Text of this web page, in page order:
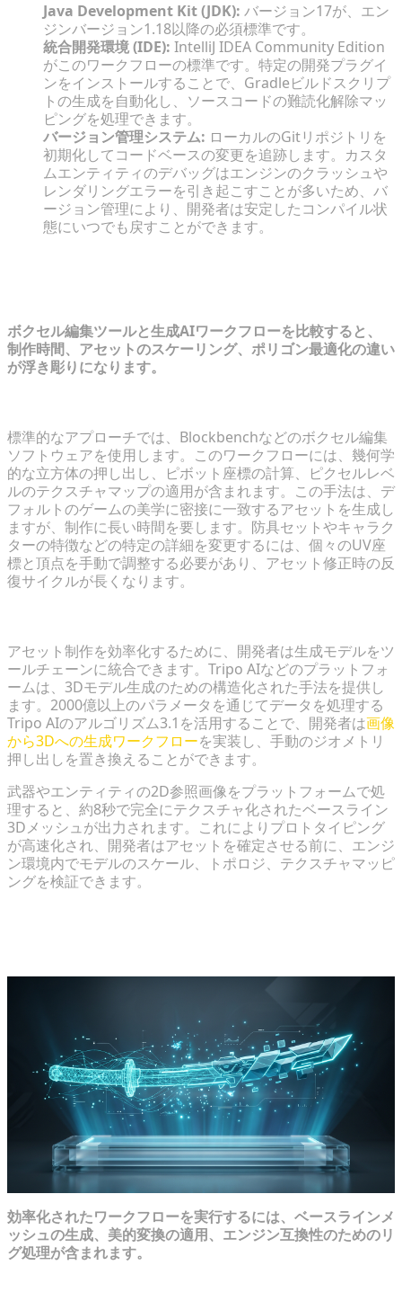
Java Development Kit (JDK): バージョン17が、エン
ジンバージョン1.18以降の必須標準です。
統合開発環境 (IDE): IntelliJ IDEA Community Edition
がこのワークフローの標準です。特定の開発プラグイ
ンをインストールすることで、Gradleビルドスクリプ
トの生成を自動化し、ソースコードの難読化解除マッ
ピングを処理できます。
バージョン管理システム: ローカルのGitリポジトリを
初期化してコードベースの変更を追跡します。カスタ
ムエンティティのデバッグはエンジンのクラッシュや
レンダリングエラーを引き起こすことが多いため、バ
ージョン管理により、開発者は安定したコンパイル状
態にいつでも戻すことができます。
ボクセル編集ツールと生成AIワークフローを比較すると、
制作時間、アセットのスケーリング、ポリゴン最適化の違い
が浮き彫りになります。
標準的なアプローチでは、Blockbenchなどのボクセル編集
ソフトウェアを使用します。このワークフローには、幾何学
的な立方体の押し出し、ピボット座標の計算、ピクセルレベ
ルのテクスチャマップの適用が含まれます。この手法は、デ
フォルトのゲームの美学に密接に一致するアセットを生成し
ますが、制作に長い時間を要します。防具セットやキャラク
ターの特徴などの特定の詳細を変更するには、個々のUV座
標と頂点を手動で調整する必要があり、アセット修正時の反
復サイクルが長くなります。
アセット制作を効率化するために、開発者は生成モデルをツ
ールチェーンに統合できます。Tripo AIなどのプラットフォ
ームは、3Dモデル生成のための構造化された手法を提供し
ます。2000億以上のパラメータを通じてデータを処理する
Tripo AIのアルゴリズム3.1を活用することで、開発者は画像
から3Dへの生成ワークフローを実装し、手動のジオメトリ
押し出しを置き換えることができます。
武器やエンティティの2D参照画像をプラットフォームで処
理すると、約8秒で完全にテクスチャ化されたベースライン
3Dメッシュが出力されます。これによりプロトタイピング
が高速化され、開発者はアセットを確定させる前に、エンジ
ン環境内でモデルのスケール、トポロジ、テクスチャマッピ
ングを検証できます。
効率化されたワークフローを実行するには、ベースラインメ
ッシュの生成、美的変換の適用、エンジン互換性のためのリ
グ処理が含まれます。